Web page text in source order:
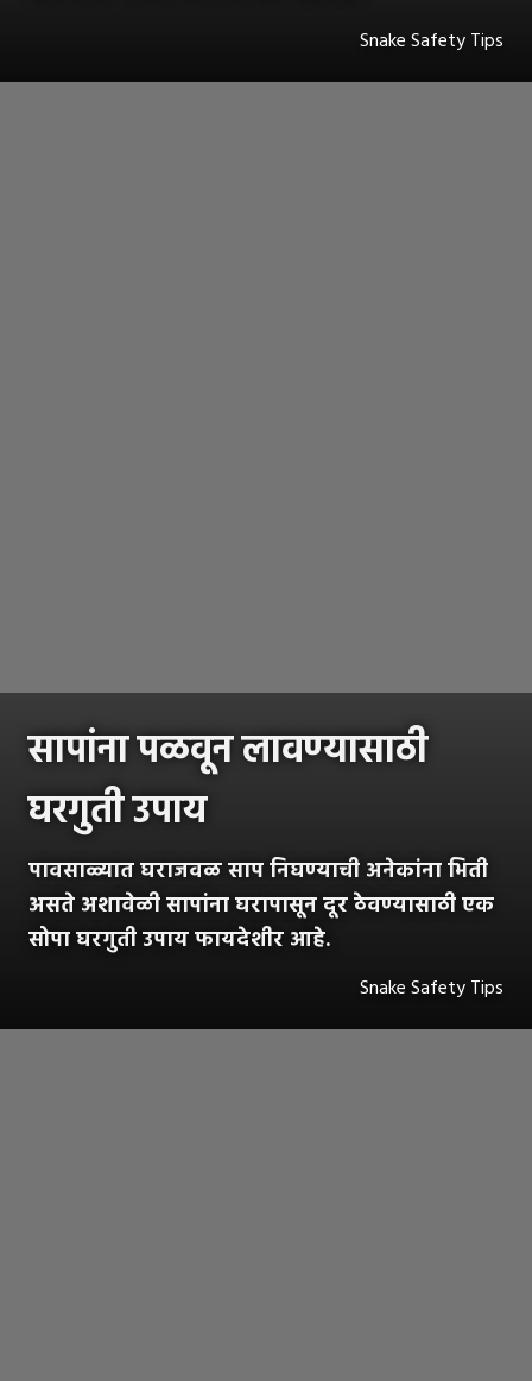
Snake Safety Tips
सापांना पळवून लावण्यासाठी
घरगुती उपाय
पावसाळ्यात घराजवळ साप निघण्याची अनेकांना भिती
असते अशावेळी सापांना घरापासून दूर ठेवण्यासाठी एक
सोपा घरगुती उपाय फायदेशीर आहे.
Snake Safety Tips